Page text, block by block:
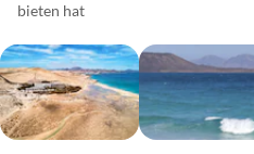
bieten hat